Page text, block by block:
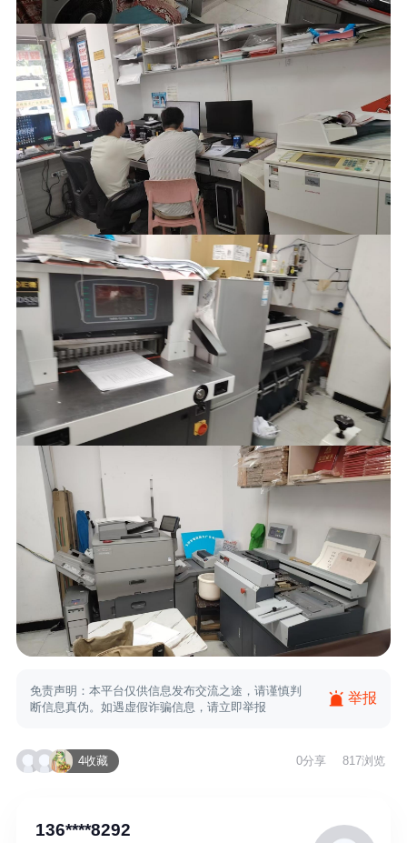
长按识别二维码看详情
免责声明：本平台仅供信息发布交流之途，请谨慎判
断信息真伪。如遇虚假诈骗信息，请立即举报
举报
4收藏 0分享 817浏览
136****8292